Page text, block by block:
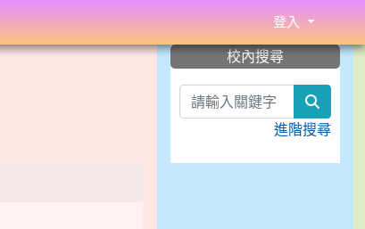
::: 校內搜尋
進階搜尋
登入